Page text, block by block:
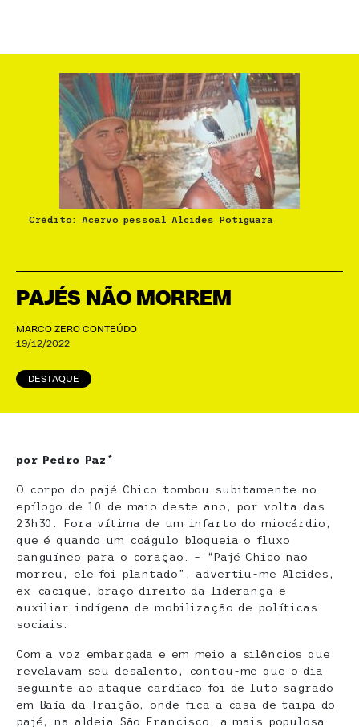
PAJÉS NÃO MORREM
MARCO ZERO CONTEÚDO
19/12/2022
DESTAQUE
Crédito: Acervo pessoal Alcides Potiguara
por Pedro Paz*
O corpo do pajé Chico tombou subitamente no
epílogo de 10 de maio deste ano, por volta das
23h30. Fora vítima de um infarto do miocárdio,
que é quando um coágulo bloqueia o fluxo
sanguíneo para o coração. – “Pajé Chico não
morreu, ele foi plantado”, advertiu-me Alcides,
ex-cacique, braço direito da liderança e
auxiliar indígena de mobilização de políticas
sociais.
Com a voz embargada e em meio a silêncios que
revelavam seu desalento, contou-me que o dia
seguinte ao ataque cardíaco foi de luto sagrado
em Baía da Traição, onde fica a casa de taipa do
pajé, na aldeia São Francisco, a mais populosa